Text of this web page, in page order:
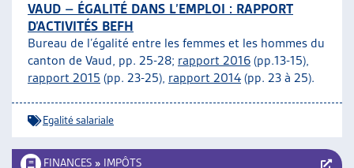
VAUD – ÉGALITÉ DANS L’EMPLOI : RAPPORT
D’ACTIVITÉS BEFH
Bureau de l’égalité entre les femmes et les hommes du
canton de Vaud, pp. 25-28; rapport 2016 (pp.13-15),
rapport 2015 (pp. 23-25), rapport 2014 (pp. 23 à 25).
Egalité salariale
FINANCES » IMPÔTS